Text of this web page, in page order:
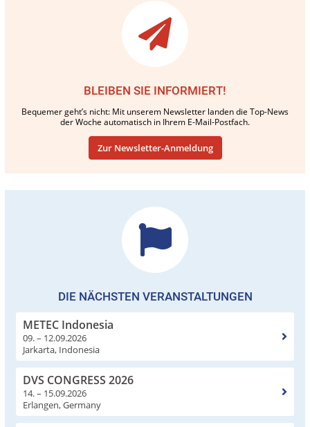
BLEIBEN SIE INFORMIERT!
Bequemer geht’s nicht: Mit unserem Newsletter landen die Top-News
der Woche automatisch in Ihrem E-Mail-Postfach.
Zur Newsletter-Anmeldung
DIE NÄCHSTEN VERANSTALTUNGEN
METEC Indonesia
09. – 12.09.2026
Jarkarta, Indonesia
DVS CONGRESS 2026
14. – 15.09.2026
Erlangen, Germany